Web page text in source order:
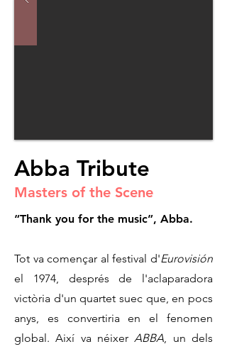
Abba Tribute
Masters of the Scene
“Thank you for the music”, Abba.
Tot va començar al festival d'Eurovisión
el 1974, després de l'aclaparadora
victòria d'un quartet suec que, en pocs
anys, es convertiria en el fenomen
global. Així va néixerABBA, un dels